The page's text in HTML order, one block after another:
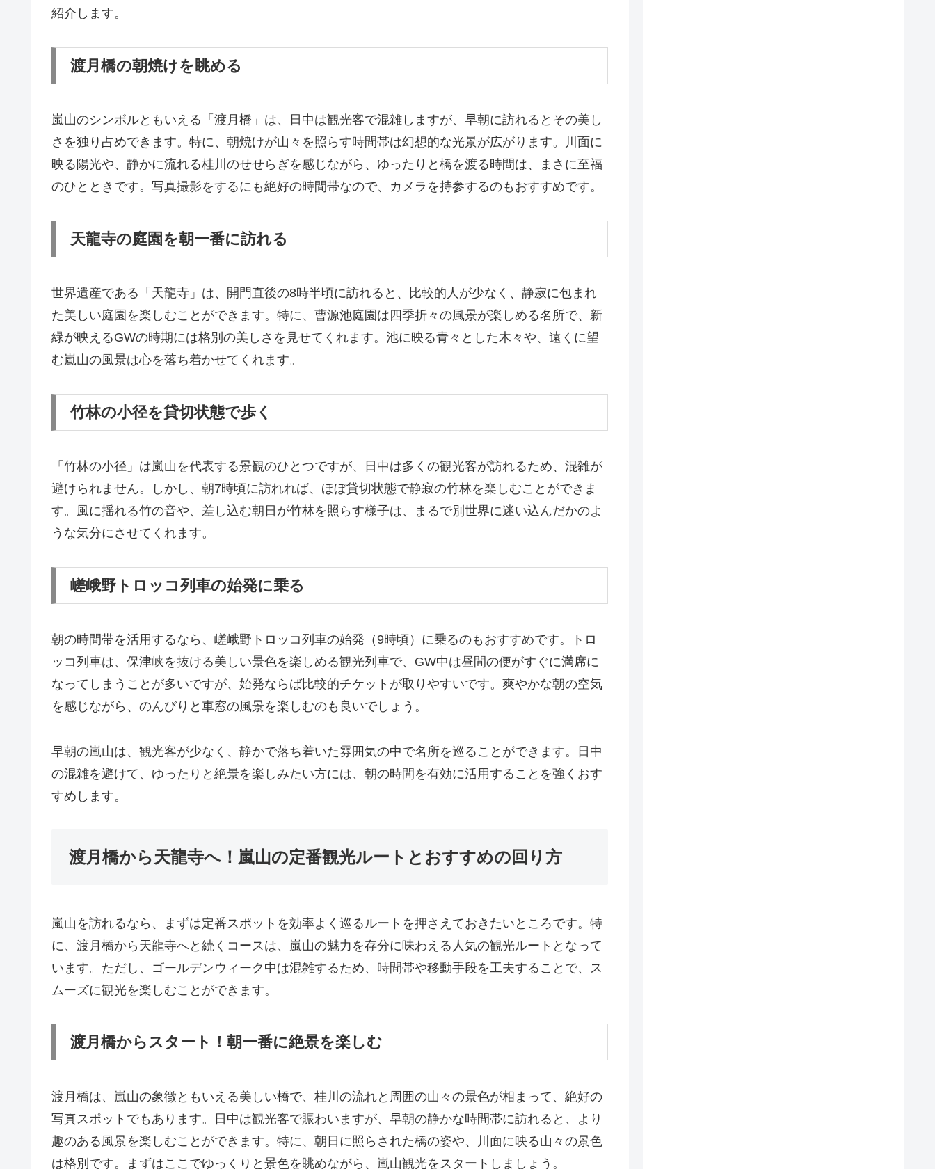
紹介します。
渡月橋の朝焼けを眺める
嵐山のシンボルともいえる「渡月橋」は、日中は観光客で混雑しますが、早朝に訪れるとその美し
さを独り占めできます。特に、朝焼けが山々を照らす時間帯は幻想的な光景が広がります。川面に
映る陽光や、静かに流れる桂川のせせらぎを感じながら、ゆったりと橋を渡る時間は、まさに至福
のひとときです。写真撮影をするにも絶好の時間帯なので、カメラを持参するのもおすすめです。
天龍寺の庭園を朝一番に訪れる
世界遺産である「天龍寺」は、開門直後の8時半頃に訪れると、比較的人が少なく、静寂に包まれ
た美しい庭園を楽しむことができます。特に、曹源池庭園は四季折々の風景が楽しめる名所で、新
緑が映えるGWの時期には格別の美しさを見せてくれます。池に映る青々とした木々や、遠くに望
む嵐山の風景は心を落ち着かせてくれます。
竹林の小径を貸切状態で歩く
「竹林の小径」は嵐山を代表する景観のひとつですが、日中は多くの観光客が訪れるため、混雑が
避けられません。しかし、朝7時頃に訪れれば、ほぼ貸切状態で静寂の竹林を楽しむことができま
す。風に揺れる竹の音や、差し込む朝日が竹林を照らす様子は、まるで別世界に迷い込んだかのよ
うな気分にさせてくれます。
嵯峨野トロッコ列車の始発に乗る
朝の時間帯を活用するなら、嵯峨野トロッコ列車の始発（9時頃）に乗るのもおすすめです。トロ
ッコ列車は、保津峡を抜ける美しい景色を楽しめる観光列車で、GW中は昼間の便がすぐに満席に
なってしまうことが多いですが、始発ならば比較的チケットが取りやすいです。爽やかな朝の空気
を感じながら、のんびりと車窓の風景を楽しむのも良いでしょう。
早朝の嵐山は、観光客が少なく、静かで落ち着いた雰囲気の中で名所を巡ることができます。日中
の混雑を避けて、ゆったりと絶景を楽しみたい方には、朝の時間を有効に活用することを強くおす
すめします。
渡月橋から天龍寺へ！嵐山の定番観光ルートとおすすめの回り方
嵐山を訪れるなら、まずは定番スポットを効率よく巡るルートを押さえておきたいところです。特
に、渡月橋から天龍寺へと続くコースは、嵐山の魅力を存分に味わえる人気の観光ルートとなって
います。ただし、ゴールデンウィーク中は混雑するため、時間帯や移動手段を工夫することで、ス
ムーズに観光を楽しむことができます。
渡月橋からスタート！朝一番に絶景を楽しむ
渡月橋は、嵐山の象徴ともいえる美しい橋で、桂川の流れと周囲の山々の景色が相まって、絶好の
写真スポットでもあります。日中は観光客で賑わいますが、早朝の静かな時間帯に訪れると、より
趣のある風景を楽しむことができます。特に、朝日に照らされた橋の姿や、川面に映る山々の景色
は格別です。まずはここでゆっくりと景色を眺めながら、嵐山観光をスタートしましょう。